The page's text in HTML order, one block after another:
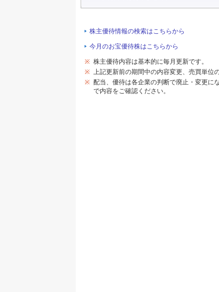
株主優待情報の検索はこちらから
今月のお宝優待株はこちらから
※ 株主優待内容は基本的に毎月更新です。
※ 上記更新前の期間中の内容変更、売買単位
※ 配当、優待は各企業の判断で廃止・変更に
で内容をご確認ください。